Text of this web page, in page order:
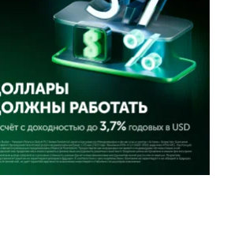
2872 0 19
⚠️ Доброе утро, друзья!
Предлагаем обзор главных
новостей за 4 августа
2701 0 1
5
🗣Глава государства
направил телеграмму
соболезнования родным и